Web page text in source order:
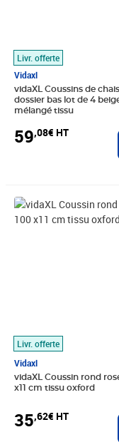
Livr. offerte
Vidaxl
vidaXL Coussins de
dossier bas lot de 4
mélangé tissu
59,08€ HT
Livr. offerte
Vidaxl
vidaXL Coussin rond
x11 cm tissu oxford
35,62€ HT
Prix 35,62€ HT